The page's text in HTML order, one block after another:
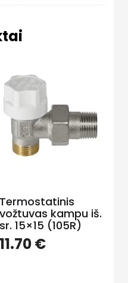
Termostatinis
vožtuvas kampu iš.
sr. 15×15 (105R)
11.70€